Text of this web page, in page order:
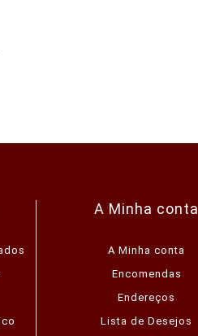
A Minha conta
A Minha conta
Encomendas
Endereços
Lista de Desejos